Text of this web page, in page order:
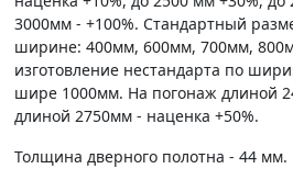
3000мм - +100%. Стандартный
ширине: 400мм, 600мм, 700мм,
изготовление нестандарта по
шире 1000мм. На погонаж длиной
длиной 2750мм - наценка +50%.
Толщина дверного полотна - 44 мм.